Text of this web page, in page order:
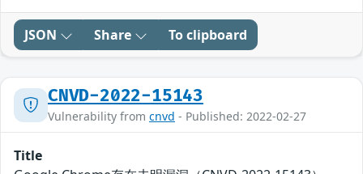
JSON Share To clipboard
CNVD-2022-15143
Vulnerability from cnvd - Published: 2022-02-27
Title